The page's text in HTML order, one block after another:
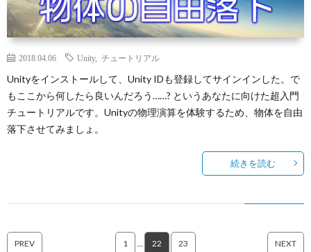
2018.04.06 Unity, チュートリアル
Unityをインストールして、Unity IDも登録してサインインした。で
もここから何したら良いんだろう……? というあなたに向けた超入門
チュートリアルです。Unityの物理演算を体験するため、物体を自由
落下させてみましょ。
続きを読む
PREV 1 22 23 NEXT